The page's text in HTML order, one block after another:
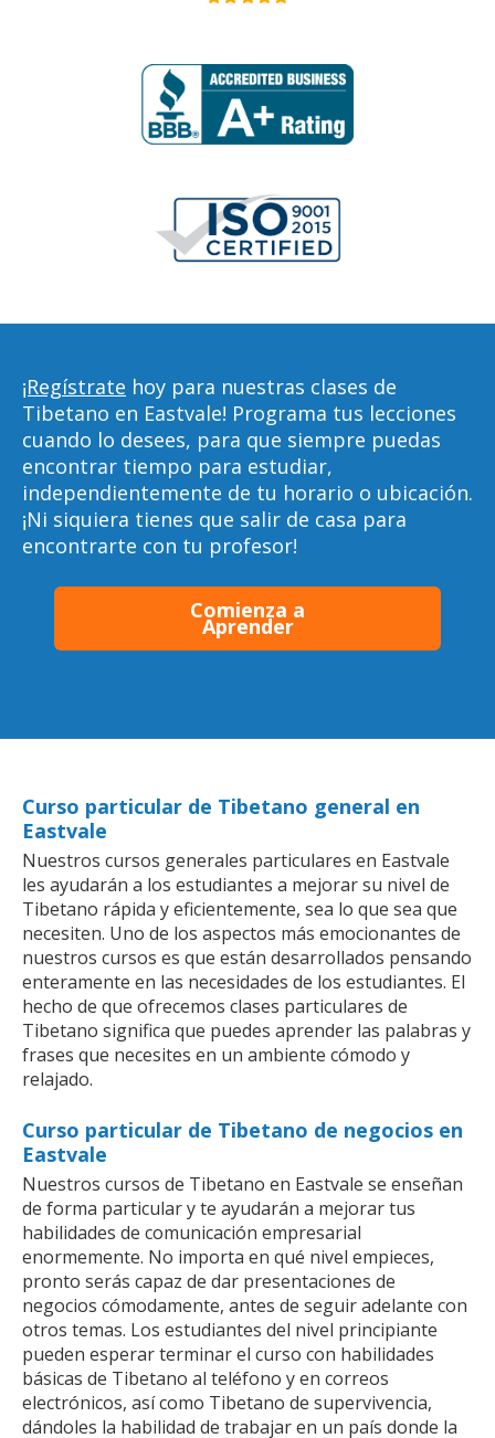
¡Regístrate hoy para nuestras clases de
Tibetano en Eastvale! Programa tus lecciones
cuando lo desees, para que siempre puedas
encontrar tiempo para estudiar,
independientemente de tu horario o ubicación.
¡Ni siquiera tienes que salir de casa para
encontrarte con tu profesor!
Comienza a
Aprender
Curso particular de Tibetano general en
Eastvale
Nuestros cursos generales particulares en Eastvale
les ayudarán a los estudiantes a mejorar su nivel de
Tibetano rápida y eficientemente, sea lo que sea que
necesiten. Uno de los aspectos más emocionantes de
nuestros cursos es que están desarrollados pensando
enteramente en las necesidades de los estudiantes. El
hecho de que ofrecemos clases particulares de
Tibetano significa que puedes aprender las palabras y
frases que necesites en un ambiente cómodo y
relajado.
Curso particular de Tibetano de negocios en
Eastvale
Nuestros cursos de Tibetano en Eastvale se enseñan
de forma particular y te ayudarán a mejorar tus
habilidades de comunicación empresarial
enormemente. No importa en qué nivel empieces,
pronto serás capaz de dar presentaciones de
negocios cómodamente, antes de seguir adelante con
otros temas. Los estudiantes del nivel principiante
pueden esperar terminar el curso con habilidades
básicas de Tibetano al teléfono y en correos
electrónicos, así como Tibetano de supervivencia,
dándoles la habilidad de trabajar en un país donde la